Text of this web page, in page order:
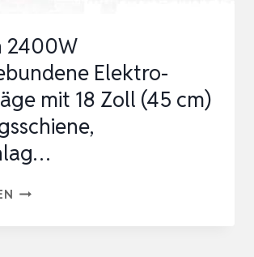
WERKZEUGLOS…
2400W
Elektro-
mit 18 Zoll (45 cm)
OREGON